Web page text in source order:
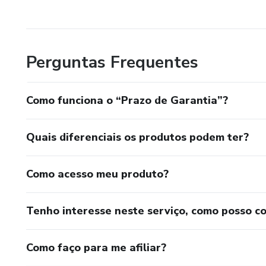
Perguntas Frequentes
Como funciona o “Prazo de Garantia”?
Quais diferenciais os produtos podem ter?
Como acesso meu produto?
Tenho interesse neste serviço, como posso
Como faço para me afiliar?